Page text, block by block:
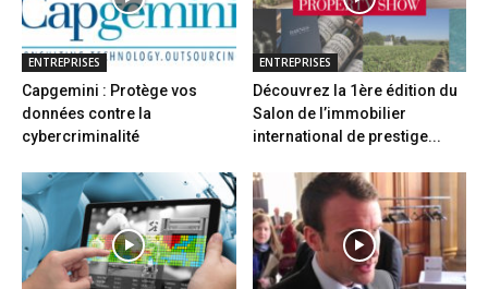
ENTREPRISES
Capgemini : Protège vos
données contre la
cybercriminalité
ENTREPRISES
Découvrez la 1ère édition du
Salon de l’immobilier
international de prestige...